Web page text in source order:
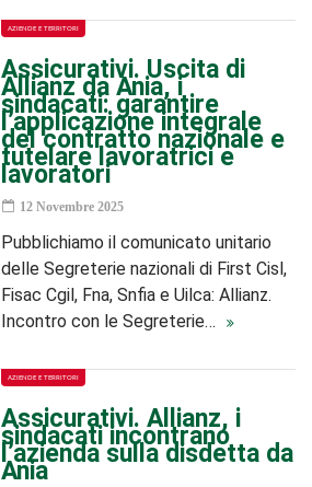
AZIENDE E TERRITORI
Assicurativi. Uscita di
Allianz da Ania, i
sindacati: garantire
l’applicazione integrale
del contratto nazionale e
tutelare lavoratrici e
lavoratori
12 Novembre 2025
Pubblichiamo il comunicato unitario
delle Segreterie nazionali di First Cisl,
Fisac Cgil, Fna, Snfia e Uilca: Allianz.
Incontro con le Segreterie…
AZIENDE E TERRITORI
Assicurativi. Allianz, i
sindacati incontrano
l’azienda sulla disdetta da
Ania